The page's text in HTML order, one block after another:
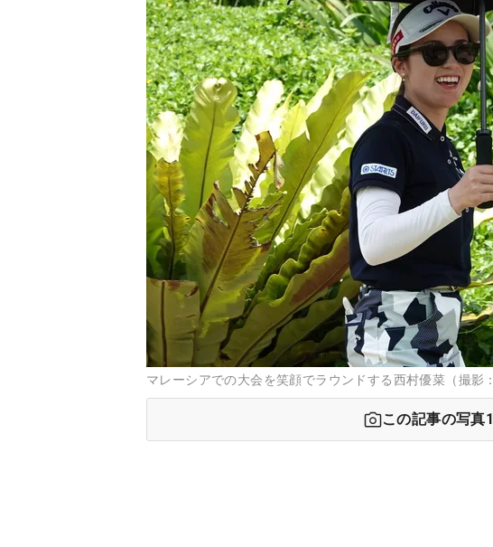
マレーシアでの大会を笑顔でラウンドする西村優菜（撮影
この記事の写真